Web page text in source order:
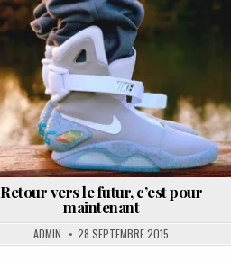
Posted
in
Retour vers le futur, c’est pour
maintenant
ADMIN 28 SEPTEMBRE 2015